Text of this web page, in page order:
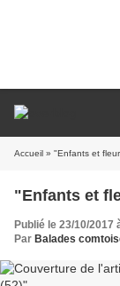
Accueil » "Enfants et
"Enfants et
Publié le 23/10/2017
Par Balades